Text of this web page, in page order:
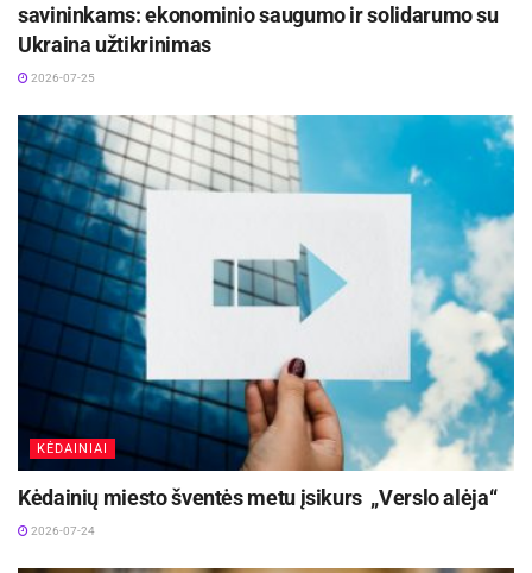
savininkams: ekonominio saugumo ir solidarumo su
Ukraina užtikrinimas
2026-07-25
KĖDAINIAI
Kėdainių miesto šventės metu įsikurs „Verslo alėja“
2026-07-24